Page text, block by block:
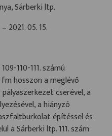
Sárberki ltp.
2021. 05. 15.
110-111. számú
hosszon a meglévő
cserével, a
a hiányzó
építéssel és
a Sárberki ltp. 111. szám